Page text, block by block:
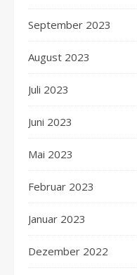
September 2023
August 2023
Juli 2023
Juni 2023
Mai 2023
Februar 2023
Januar 2023
Dezember 2022